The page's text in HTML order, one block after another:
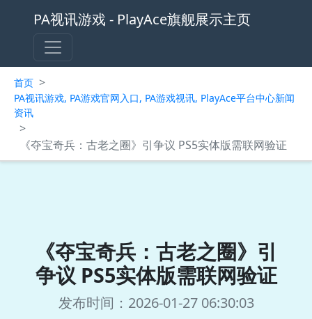
PA视讯游戏 - PlayAce旗舰展示主页
首页 >
PA视讯游戏, PA游戏官网入口, PA游戏视讯, PlayAce平台中心新闻
资讯
>
《夺宝奇兵：古老之圈》引争议 PS5实体版需联网验证
《夺宝奇兵：古老之圈》引
争议 PS5实体版需联网验证
发布时间：2026-01-27 06:30:03